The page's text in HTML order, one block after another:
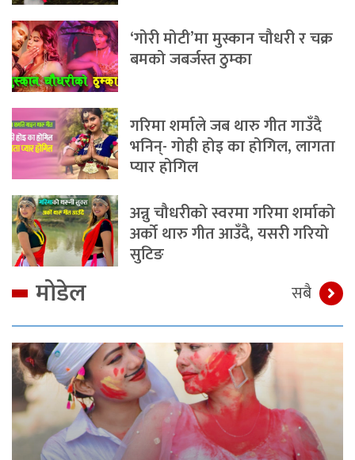
‘गोरी मोटी’मा मुस्कान चौधरी र चक्र
बमको जबर्जस्त ठुम्का
गरिमा शर्माले जब थारु गीत गाउँदै
भनिन्- गोही होइ का होगिल, लागता
प्यार होगिल
अन्नु चौधरीको स्वरमा गरिमा शर्माको
अर्को थारु गीत आउँदै, यसरी गरियो
सुटिङ
मोडेल सबै